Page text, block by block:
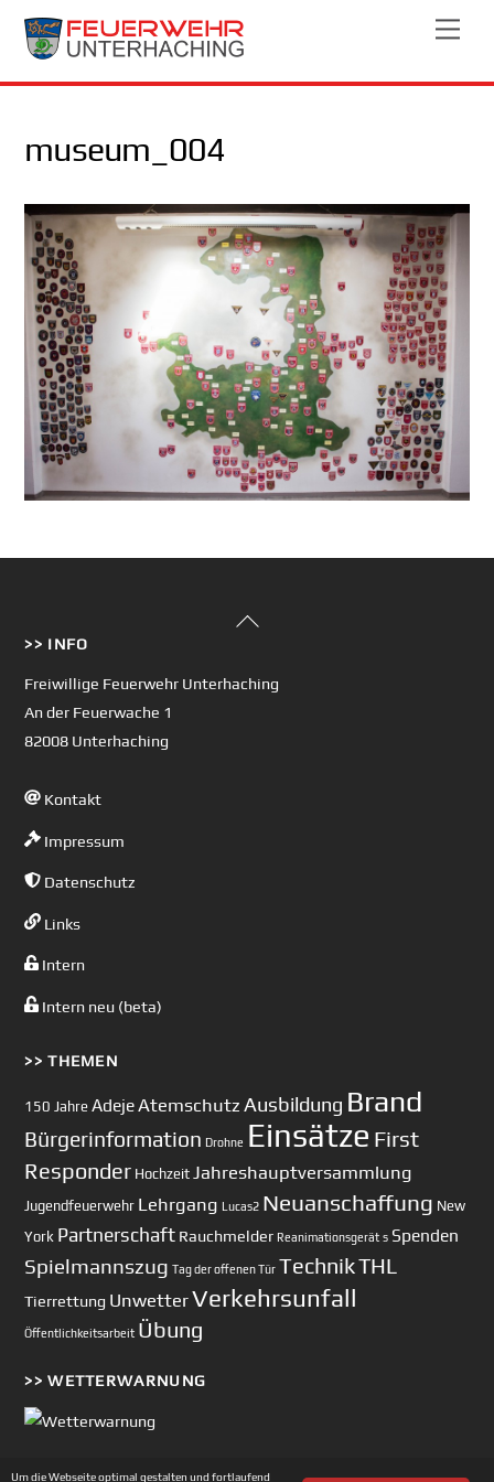
Skip
museum_004
Back
>> INFO
Freiwillige Feuerwehr Unterhaching
An der Feuerwache 1
82008 Unterhaching
Kontakt
Impressum
Datenschutz
Links
Intern
Intern neu (beta)
>> THEMEN
150 Jahre AdejeAtemschutz Ausbildung Brand
Bürgerinformation Drohne Einsätze First
Responder Hochzeit Jahreshauptversammlung
Jugendfeuerwehr Lehrgang Lucas2 Neuanschaffung New
York Partnerschaft Rauchmelder Reanimationsgerät s Spenden
Spielmannszug Tag der offenen Tür TechnikTHL
Tierrettung UnwetterVerkehrsunfall
Öffentlichkeitsarbeit Übung
>> WETTERWARNUNG
Um die Webseite optimal gestalten und fortlaufend